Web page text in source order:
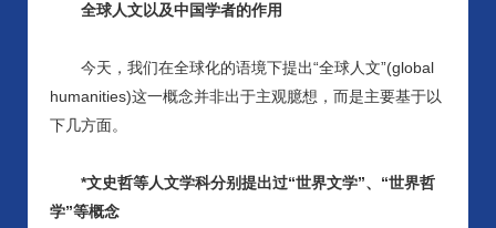
全球人文以及中国学者的作用
今天，我们在全球化的语境下提出“全球人文”(global
humanities)这一概念并非出于主观臆想，而是主要基于以
下几方面。
*文史哲等人文学科分别提出过“世界文学”、“世界哲
学”等概念